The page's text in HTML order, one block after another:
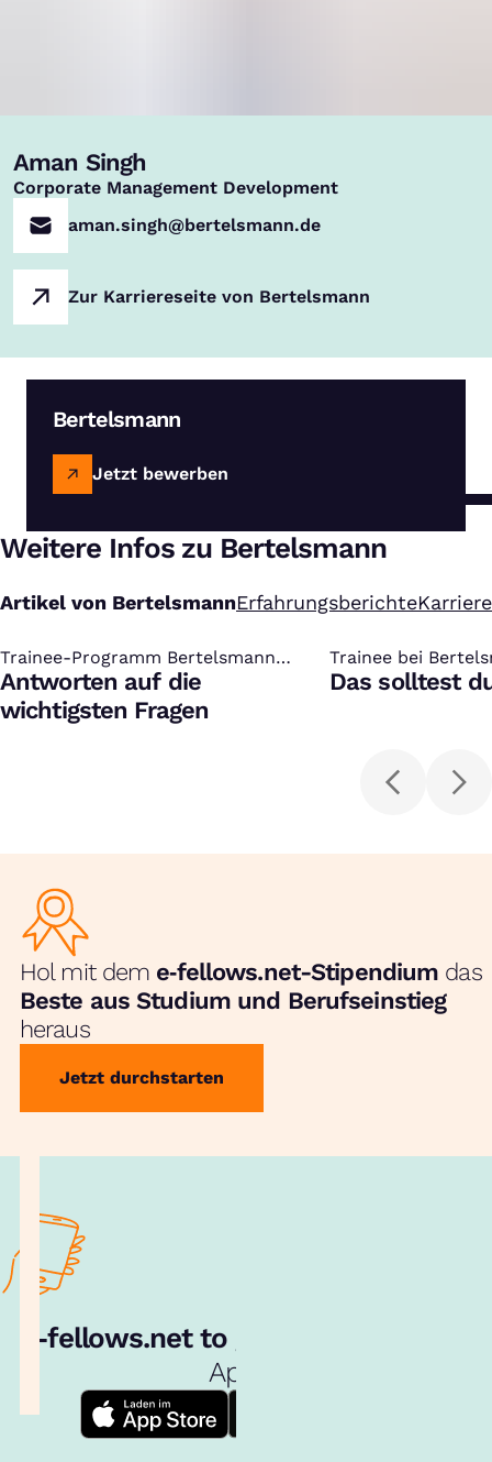
Aman Singh
,
Corporate Management Development
aman.singh@bertelsmann.de
Zur Karriereseite von Bertelsmann
Bertelsmann
Jetzt bewerben
Weitere Infos zu Bertelsmann
Artikel von BertelsmannErfahrungsberichte
Trainee-Programm Bertelsmann
Future Leaders
:
Antworten auf die
wichtigsten Fragen
Trainee bei
:
Das solltest
Hol mit dem e‑fellows.net-Stipendium das
Beste aus Studium und Berufseinstieg
heraus
Jetzt durchstarten
e‑fellows.net to go:
App!